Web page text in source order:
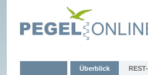
Überblick